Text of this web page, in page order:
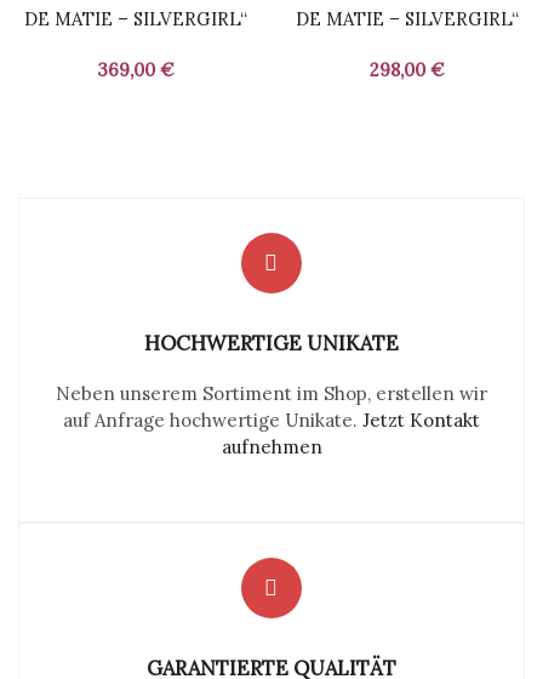
DE MATIE – SILVERGIRL“
369,00 €
DE MATIE – SILVERGIRL“
298,00 €
HOCHWERTIGE UNIKATE
Neben unserem Sortiment im Shop, erstellen wir
auf Anfrage hochwertige Unikate. Jetzt Kontakt
aufnehmen
GARANTIERTE QUALITÄT